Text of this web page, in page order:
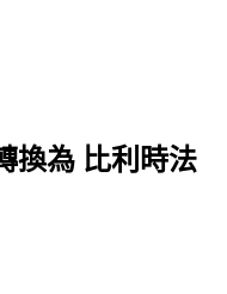
換為 比利時法